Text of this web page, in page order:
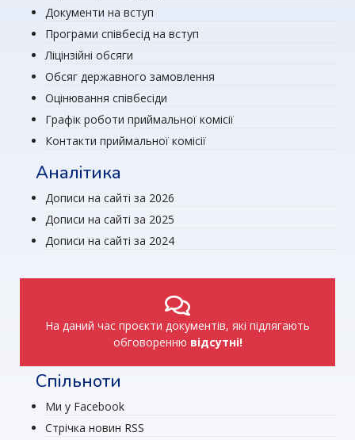
Документи на вступ
Програми співбесід на вступ
Ліцінзійні обсяги
Обсяг державного замовлення
Оцінювання співбесіди
Графік роботи приймальної комісії
Контакти приймальної комісії
Аналітика
Дописи на сайті за 2026
Дописи на сайті за 2025
Дописи на сайті за 2024
На даний час проєкти документів, які підлягають
обговоренню відсутні!
Спільноти
Ми у Facebook
Стрічка новин RSS